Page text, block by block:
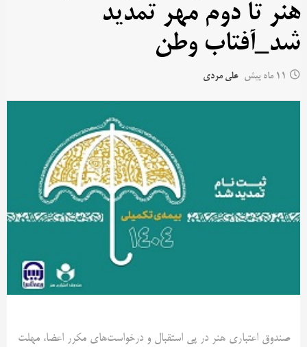
هنر تا دوم مهر تمدید
شد_آفتاب وطن
11 ماه پیش علی مردی
صندوق اعتباری هنر در پی استقبال و درخواست‌های مکرر اعضا، مهلت